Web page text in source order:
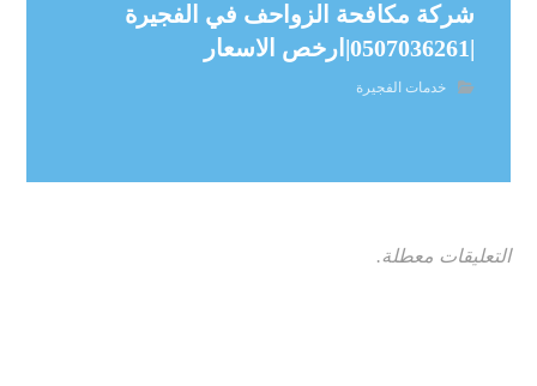
شركة مكافحة الزواحف في الفجيرة
|0507036261|ارخص الاسعار
خدمات الفجيرة
التعليقات معطلة.